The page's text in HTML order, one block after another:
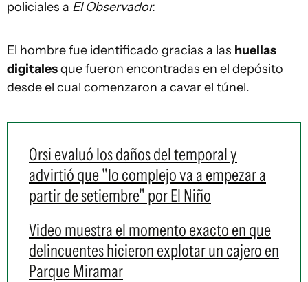
policiales a El Observador.
El hombre fue identificado gracias a las huellas
digitalesque fueron encontradas en el depósito
desde el cual comenzaron a cavar el túnel.
Orsi evaluó los daños del temporal y
advirtió que "lo complejo va a empezar a
partir de setiembre" por El Niño
Video muestra el momento exacto en que
delincuentes hicieron explotar un cajero en
Parque Miramar